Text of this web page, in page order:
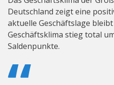
Deutschland zeigt eine
aktuelle Geschäftslage
Geschäftsklima stieg total
Saldenpunkte.